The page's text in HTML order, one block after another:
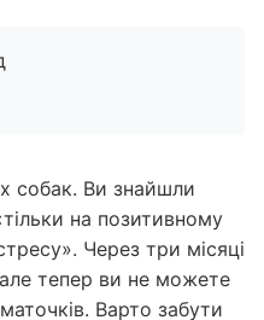
собак. Ви знайшли
на позитивному
Через три місяці
тепер ви не можете
Варто забути